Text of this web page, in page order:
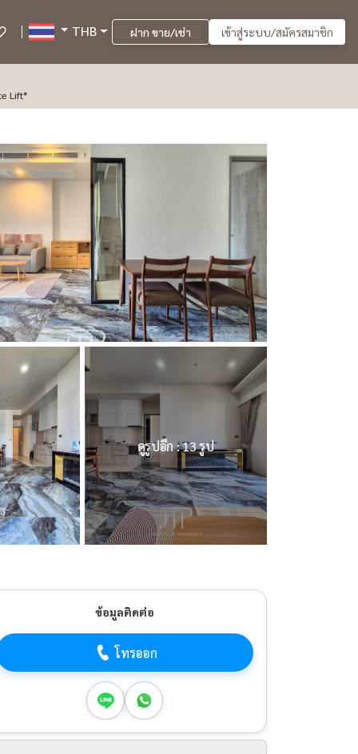
THB ฝาก ขาย/เช่า เข้าสู่ระบบ/สมัครสมาชิก
Lift*
ดูรูปอีก : 13 รูป
ข้อมูลติดต่อ
โทรออก